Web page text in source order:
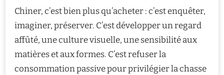
Chiner, c’est bien plus qu’acheter : c’est enquêter,
imaginer, préserver. C’est développer un regard
affûté, une culture visuelle, une sensibilité aux
matières et aux formes. C’est refuser la
consommation passive pour privilégier la chasse